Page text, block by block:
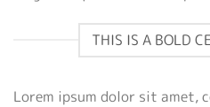
THIS IS A BOLD
Lorem ipsum dolor sit amet,